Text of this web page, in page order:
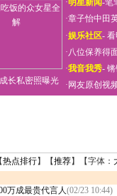
长私密照曝光
·明星新闻-笔
·章子怡中田
·娱乐社区-看
·八位保养得
·我音我秀-
· 网友原创视
热点排行】【推荐】【字体：
万成最贵代言人(02/23 10:44)